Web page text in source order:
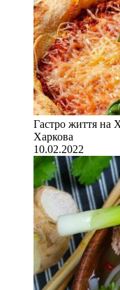
Гастро життя на
Харкова
10.02.2022